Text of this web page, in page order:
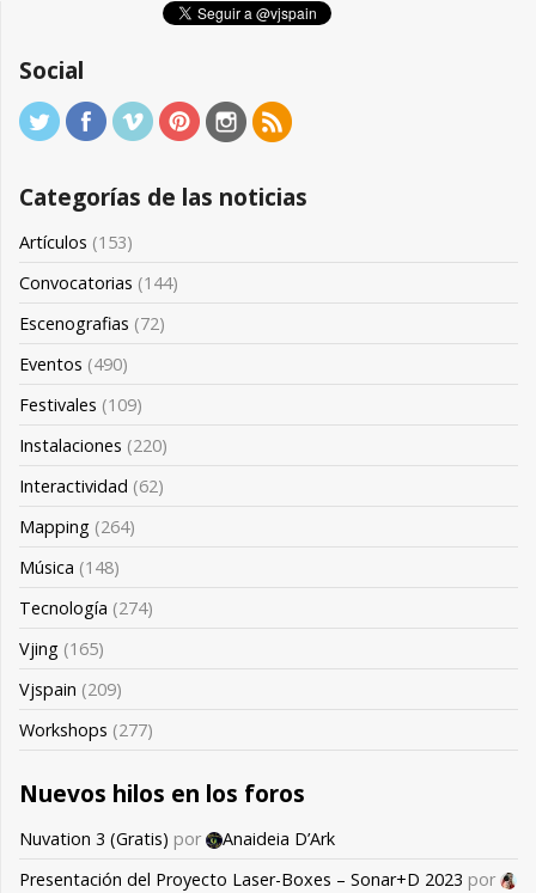
Social
Categorías de las noticias
Artículos (153)
Convocatorias (144)
Escenografias (72)
Eventos (490)
Festivales (109)
Instalaciones (220)
Interactividad (62)
Mapping (264)
Música (148)
Tecnología (274)
Vjing (165)
Vjspain (209)
Workshops (277)
Nuevos hilos en los foros
Nuvation 3 (Gratis) por
Anaideia D’Ark
Presentación del Proyecto Laser-Boxes – Sonar+D 2023 por